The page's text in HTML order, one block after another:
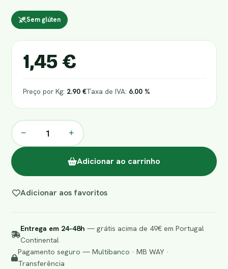
Sem glúten
1,45 €
Preço por Kg: 2.90 €Taxa de IVA: 6.00 %
− +
Adicionar ao carrinho
Adicionar aos favoritos
Entrega em 24-48h — grátis acima de 49€ em Portugal
Continental
Pagamento seguro — Multibanco · MB WAY ·
Transferência